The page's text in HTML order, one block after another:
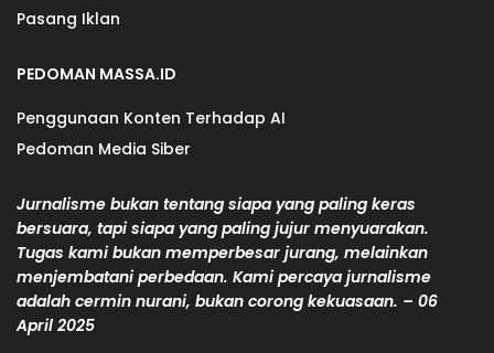
Pasang Iklan
PEDOMAN MASSA.ID
Penggunaan Konten Terhadap AI
Pedoman Media Siber
Jurnalisme bukan tentang siapa yang paling keras
bersuara, tapi siapa yang paling jujur menyuarakan.
Tugas kami bukan memperbesar jurang, melainkan
menjembatani perbedaan. Kami percaya jurnalisme
adalah cermin nurani, bukan corong kekuasaan. – 06
April 2025